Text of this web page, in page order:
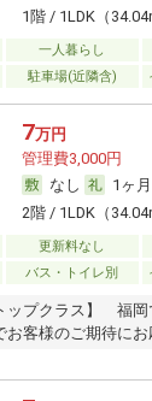
1階 / 1LDK（
一人暮らし
駐車場(近隣含)
7万円
管理費3,000円
なし
1ヶ月
2階 / 1LDK（
更新料なし
バス・トイレ別
ップクラス】 福
客様のご期待にお